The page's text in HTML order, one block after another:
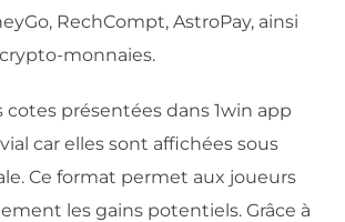
RechCompt, AstroPay, ainsi
monnaies.
cotes présentées dans 1win app
car elles sont affichées sous
Ce format permet aux joueurs
les gains potentiels. Grâce à